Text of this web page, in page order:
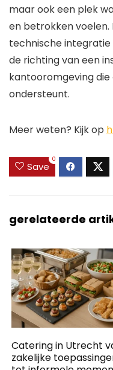
maar ook een plek
en betrokken
technische integratie
de richting van een
kantooromgeving
ondersteunt.
Meer weten? Kijk op
Save
0
gerelateerde
Catering in Utrecht
zakelijke